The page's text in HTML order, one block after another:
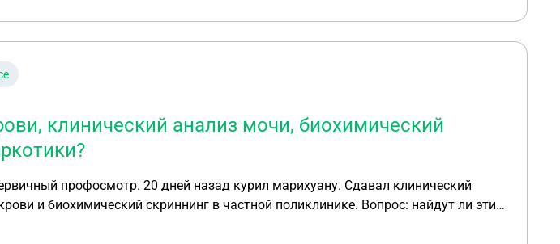
клинический анализ мочи, биохимический
профосмотр. 20 дней назад курил марихуану. Сдавал клинический
и биохимический скриннинг в частной поликлинике. Вопрос: найдут ли эти
Если найдут, то может ли чатсная поликлиника отправить мои